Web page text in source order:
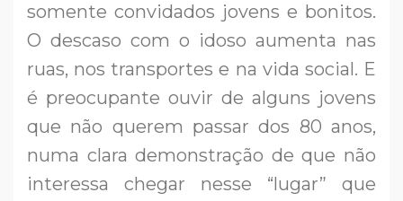
somente convidados jovens e bonitos.
O descaso com o idoso aumenta nas
ruas, nos transportes e na vida social. E
é preocupante ouvir de alguns jovens
que não querem passar dos 80 anos,
numa clara demonstração de que não
interessa chegar nesse “lugar” que